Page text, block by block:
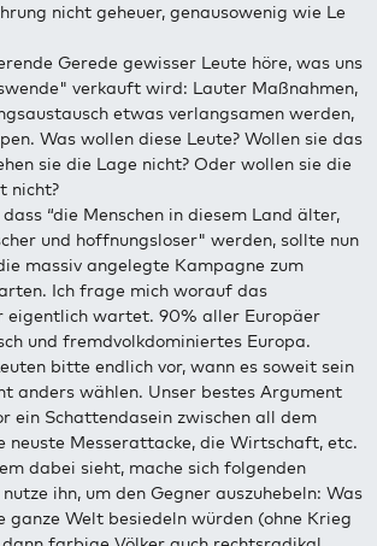
nicht geheuer, genausowenig wie Le
Gerede gewisser Leute höre, was uns
verkauft wird: Lauter Maßnahmen,
etwas verlangsamen werden,
Was wollen diese Leute? Wollen sie das
sie die Lage nicht? Oder wollen sie die
nicht?
“die Menschen in diesem Land älter,
und hoffnungsloser" werden, sollte nun
massiv angelegte Kampagne zum
Ich frage mich worauf das
eigentlich wartet. 90% aller Europäer
und fremdvolkdominiertes Europa.
bitte endlich vor, wann es soweit sein
anders wählen. Unser bestes Argument
ein Schattendasein zwischen all dem
neuste Messerattacke, die Wirtschaft, etc.
dabei sieht, mache sich folgenden
ihn, um den Gegner auszuhebeln: Was
ganze Welt besiedeln würden (ohne Krieg